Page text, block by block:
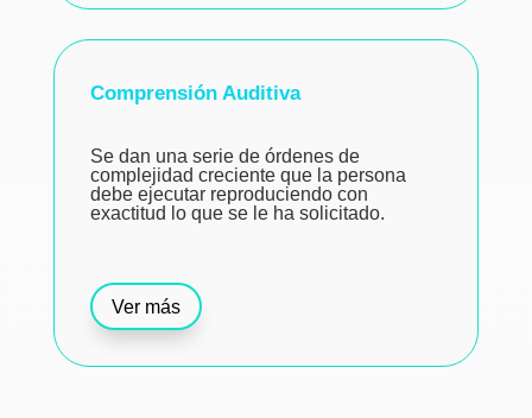
Comprensión Auditiva
Se dan una serie de órdenes de
complejidad creciente que la persona
debe ejecutar reproduciendo con
exactitud lo que se le ha solicitado.
Ver más